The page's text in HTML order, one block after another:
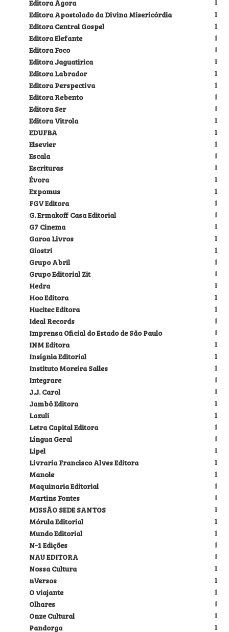
1
Editora Ágora
1
Editora Apostolado da Divina Misericórdia
1
Editora Central Gospel
1
Editora Elefante
1
Editora Foco
1
Editora Jaguatirica
1
Editora Labrador
1
Editora Perspectiva
1
Editora Rebento
1
Editora Ser
1
Editora Vitrola
1
EDUFBA
1
Elsevier
1
Escala
1
Escrituras
1
Évora
1
Expomus
1
FGV Editora
1
G. Ermakoff Casa Editorial
1
G7 Cinema
1
Garoa Livros
1
Giostri
1
Grupo Abril
1
Grupo Editorial Zit
1
Hedra
1
Hoo Editora
1
Hucitec Editora
1
Ideal Records
1
Imprensa Oficial do Estado de São Paulo
1
INM Editora
1
Insígnia Editorial
1
Instituto Moreira Salles
1
Integrare
1
J.J. Carol
1
Jambô Editora
1
Lazuli
1
Letra Capital Editora
1
Língua Geral
1
Lipel
1
Livraria Francisco Alves Editora
1
Manole
1
Maquinaria Editorial
1
Martins Fontes
1
MISSÃO SEDE SANTOS
1
Mórula Editorial
1
Mundo Editorial
1
N-1 Edições
1
NAU EDITORA
1
Nossa Cultura
1
nVersos
1
O viajante
1
Olhares
1
Onze Cultural
1
Pandorga